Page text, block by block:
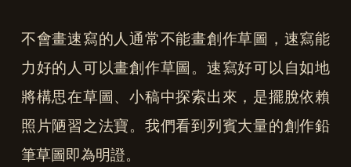
不會畫速寫的人通常不能畫創作草圖，速寫能
力好的人可以畫創作草圖。速寫好可以自如地
將構思在草圖、小稿中探索出來，是擺脫依賴
照片陋習之法寶。我們看到列賓大量的創作鉛
筆草圖即為明證。